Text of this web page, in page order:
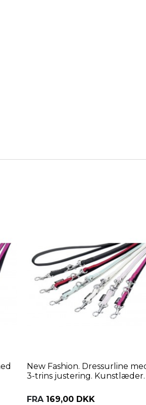
New Fashion. Dressurline
3-trins justering. Kunstlæder.
FRA 169,00 DKK